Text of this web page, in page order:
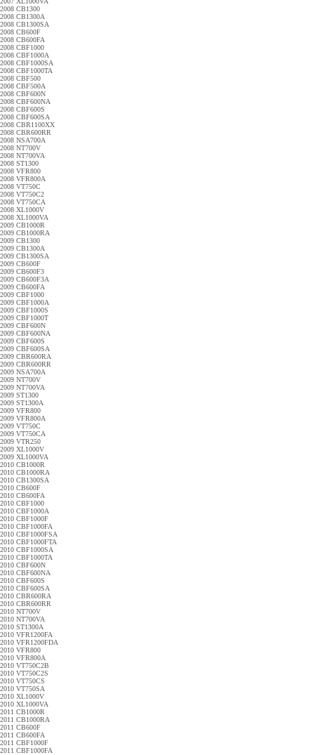
2008 CB1300
2008 CB1300A
2008 CB1300SA
2008 CB600F
2008 CB600FA
2008 CBF1000
2008 CBF1000A
2008 CBF1000SA
2008 CBF1000TA
2008 CBF500
2008 CBF500A
2008 CBF600N
2008 CBF600NA
2008 CBF600S
2008 CBF600SA
2008 CBR1100XX
2008 CBR600RR
2008 NSA700A
2008 NT700V
2008 NT700VA
2008 ST1300
2008 VFR800
2008 VFR800A
2008 VT750C
2008 VT750C2
2008 VT750CA
2008 XL1000V
2008 XL1000VA
2009 CB1000R
2009 CB1000RA
2009 CB1300
2009 CB1300A
2009 CB1300SA
2009 CB600F
2009 CB600F3
2009 CB600F3A
2009 CB600FA
2009 CBF1000
2009 CBF1000A
2009 CBF1000S
2009 CBF1000T
2009 CBF600N
2009 CBF600NA
2009 CBF600S
2009 CBF600SA
2009 CBR600RA
2009 CBR600RR
2009 NSA700A
2009 NT700V
2009 NT700VA
2009 ST1300
2009 ST1300A
2009 VFR800
2009 VFR800A
2009 VT750C
2009 VT750CA
2009 VTR250
2009 XL1000V
2009 XL1000VA
2010 CB1000R
2010 CB1000RA
2010 CB1300SA
2010 CB600F
2010 CB600FA
2010 CBF1000
2010 CBF1000A
2010 CBF1000F
2010 CBF1000FA
2010 CBF1000FSA
2010 CBF1000FTA
2010 CBF1000SA
2010 CBF1000TA
2010 CBF600N
2010 CBF600NA
2010 CBF600S
2010 CBF600SA
2010 CBR600RA
2010 CBR600RR
2010 NT700V
2010 NT700VA
2010 ST1300A
2010 VFR1200FA
2010 VFR1200FDA
2010 VFR800
2010 VFR800A
2010 VT750C2B
2010 VT750C2S
2010 VT750CS
2010 VT750SA
2010 XL1000V
2010 XL1000VA
2011 CB1000R
2011 CB1000RA
2011 CB600F
2011 CB600FA
2011 CBF1000F
2011 CBF1000FA